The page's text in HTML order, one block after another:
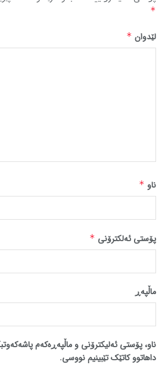
*
لێدوان*
ناو *
پۆستی ئەلکترۆنی *
ماڵپه‌ڕ
ناو، پۆستی ئەلیکترۆنی و ماڵپەڕەکەم
داهاتوو کاتێک تێبینیم نووسی.